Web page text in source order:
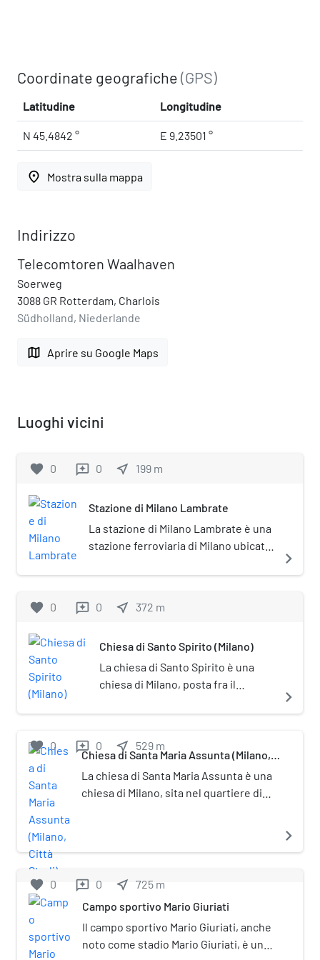
Coordinate geografiche(GPS)
Latitudine Longitudine
N 45.4842 ° E 9.23501 °
place Mostra sulla mappa
Indirizzo
Telecomtoren Waalhaven
Soerweg
3088 GR Rotterdam, Charlois
Südholland, Niederlande
map Aprire su Google Maps
Luoghi vicini
favorite 0 reviews 0 near_me 199 m
Stazione di Milano Lambrate
La stazione di Milano Lambrate è una
stazione ferroviaria di Milano ubicata
zona nord-orientale della città, e
quartiere. Ha ereditato il nome dalla
in località Ortica e chiusa nel 1931 in
seguito alla riorganizzazione del
nodo ferroviario milanese. Dal 1914 la
prese il nome di Milano Ortica e la
cintura ferroviaria ne ereditò il nome.
navigate_next
favorite 0 reviews 0 near_me 372 m
Chiesa di Santo Spirito (Milano)
La chiesa di Santo Spirito è una
chiesa di Milano, posta fra il
degli Studi.
navigate_next
favorite 0 reviews 0 near_me 529 m
Chiesa di Santa Maria Assunta (Milano,
La chiesa di Santa Maria Assunta è una
chiesa di Milano, sita nel quartiere di
femminile, diretto dalle suore
francescane missionarie di Maria. La
chiesa, di dimensioni ridotte, è posta
fra alti edifici d'abitazione in una
strada secondaria, e risulta pertanto
navigate_next
favorite 0 reviews 0 near_me 725 m
Campo sportivo Mario Giuriati
Il campo sportivo Mario Giuriati, anche
noto come stadio Mario Giuriati, è un